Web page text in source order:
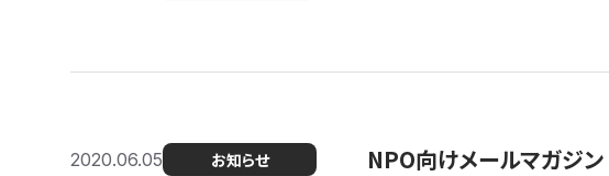
2020.06.05 お知らせ NPO向けメールマガジ